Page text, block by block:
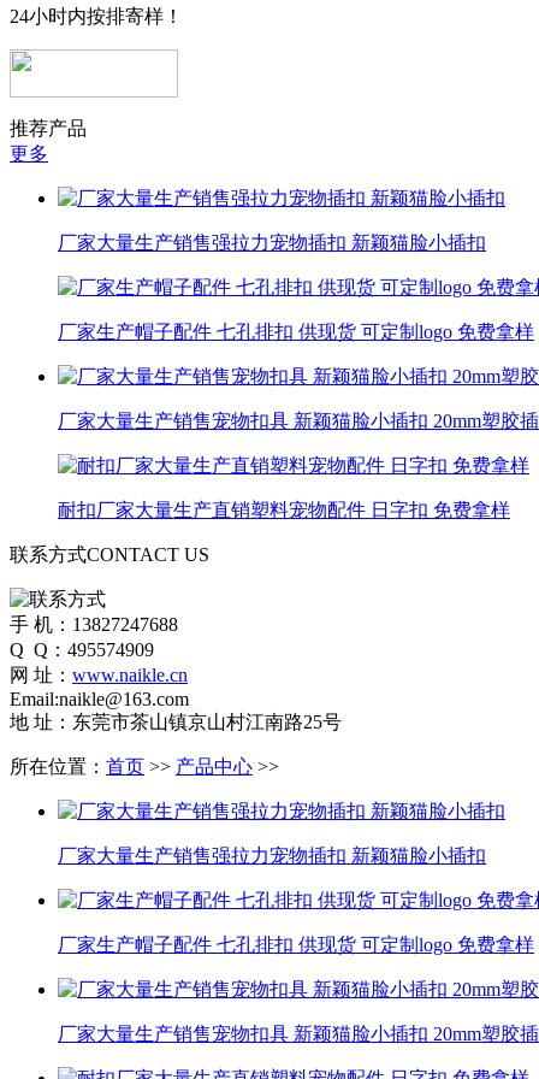
24小时内按排寄样！
推荐产品
更多
厂家大量生产销售强拉力宠物插扣 新颖猫脸小插扣
厂家生产帽子配件 七孔排扣 供现货 可定制logo 免费拿样
厂家大量生产销售宠物扣具 新颖猫脸小插扣 20mm塑胶
耐扣厂家大量生产直销塑料宠物配件 日字扣 免费拿样
联系方式CONTACT US
手 机：13827247688
Q Q：495574909
网 址： www.naikle.cn
Email:naikle@163.com
地 址：东莞市茶山镇京山村江南路25号
所在位置： 首页 >> 产品中心 >>
厂家大量生产销售强拉力宠物插扣 新颖猫脸小插扣
厂家生产帽子配件 七孔排扣 供现货 可定制logo 免费拿样
厂家大量生产销售宠物扣具 新颖猫脸小插扣 20mm塑胶